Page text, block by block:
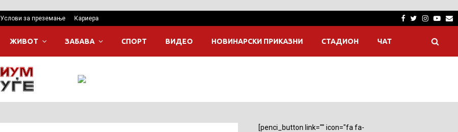
Услови за преземање Кариера Facebook
Twitter
ЖИВОТ ЗАБАВА СПОРТ ВИДЕО НОВИНАРСКИ ПРИКАЗНИ СТАДИОН ЧАТ
[penci_button link="" icon="fa fa-